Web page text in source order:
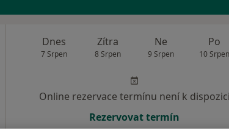
Dnes
7 Srpen
Zítra
8 Srpen
Ne
9 Srpen
Po
10 Srpen
Online rezervace termínu není k dispozici
Rezervovat termín